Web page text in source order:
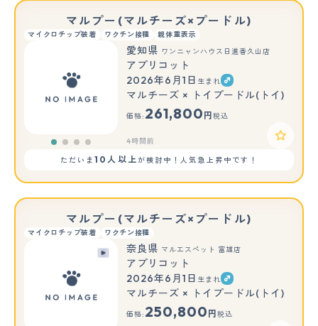
マルプー(マルチーズ×プードル)
マイクロチップ装着 ワクチン接種 親体重表示
愛知県 ワンニャンハウス日進香久山店
アプリコット
2026年6月1日 生まれ
マルチーズ × トイプードル(トイ)
価格: 261,800 円 税込
4時間前
ただいま10人以上が検討中！人気急上昇中です！
マルプー(マルチーズ×プードル)
マイクロチップ装着 ワクチン接種
もっと見る
奈良県 マルエスペット 富雄店
アプリコット
2026年6月1日 生まれ
マルチーズ × トイプードル(トイ)
価格: 250,800 円 税込